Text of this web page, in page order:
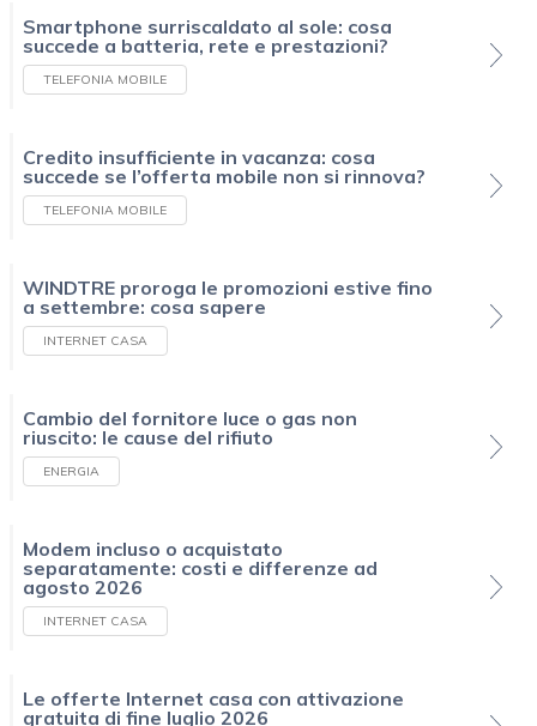
Smartphone surriscaldato al sole: cosa
succede a batteria, rete e prestazioni?
TELEFONIA MOBILE
Credito insufficiente in vacanza: cosa
succede se l’offerta mobile non si rinnova?
TELEFONIA MOBILE
WINDTRE proroga le promozioni estive fino
a settembre: cosa sapere
INTERNET CASA
Cambio del fornitore luce o gas non
riuscito: le cause del rifiuto
ENERGIA
Modem incluso o acquistato
separatamente: costi e differenze ad
agosto 2026
INTERNET CASA
Le offerte Internet casa con attivazione
gratuita di fine luglio 2026